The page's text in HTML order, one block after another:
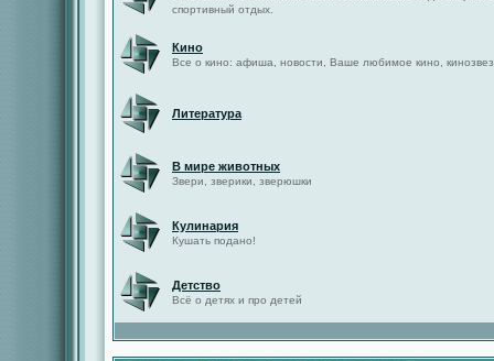
спортивный отдых.
Кино
Все о кино: афиша, новости, Ваше любимое кино,
Литература
В мире животных
Звери, зверики, зверюшки
Кулинария
Кушать подано!
Детство
Всё о детях и про детей